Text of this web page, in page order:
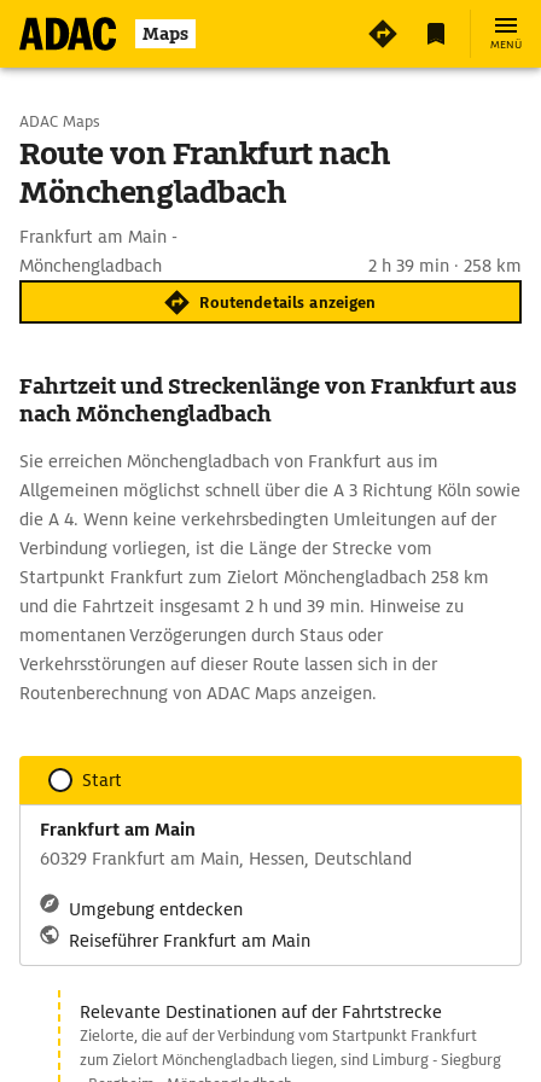
Maps MENÜ
Start wählen
Ziel eingeben
ADAC Maps
Route von Frankfurt nach
Mönchengladbach
Frankfurt am Main -
Mönchengladbach
2 h 39 min · 258 km
Routendetails anzeigen
Fahrtzeit und Streckenlänge von Frankfurt aus
nach Mönchengladbach
Sie erreichen Mönchengladbach von Frankfurt aus im
Allgemeinen möglichst schnell über die A 3 Richtung Köln sowie
die A 4. Wenn keine verkehrsbedingten Umleitungen auf der
Verbindung vorliegen, ist die Länge der Strecke vom
Startpunkt Frankfurt zum Zielort Mönchengladbach 258 km
und die Fahrtzeit insgesamt 2 h und 39 min. Hinweise zu
momentanen Verzögerungen durch Staus oder
Verkehrsstörungen auf dieser Route lassen sich in der
Routenberechnung von ADAC Maps anzeigen.
Start
Frankfurt am Main
60329 Frankfurt am Main, Hessen, Deutschland
Umgebung entdecken
Reiseführer Frankfurt am Main
Relevante Destinationen auf der Fahrtstrecke
Zielorte, die auf der Verbindung vom Startpunkt Frankfurt
zum Zielort Mönchengladbach liegen, sind Limburg - Siegburg